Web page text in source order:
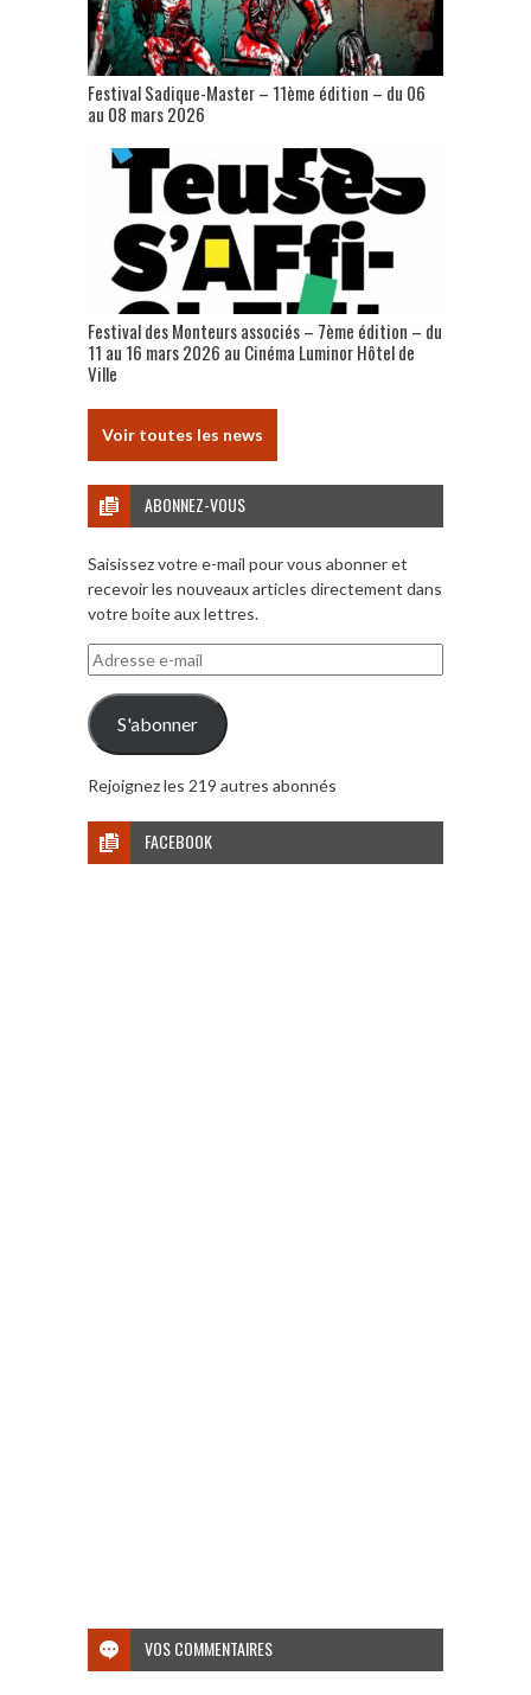
Festival Sadique-Master – 11ème édition – du 06
au 08 mars 2026
Festival des Monteurs associés – 7ème édition – du
11 au 16 mars 2026 au Cinéma Luminor Hôtel de
Ville
Voir toutes les news
ABONNEZ-VOUS
Saisissez votre e-mail pour vous abonner et
recevoir les nouveaux articles directement dans
votre boite aux lettres.
Adresse
e-
mail
S'abonner
Rejoignez les 219 autres abonnés
FACEBOOK
VOS COMMENTAIRES